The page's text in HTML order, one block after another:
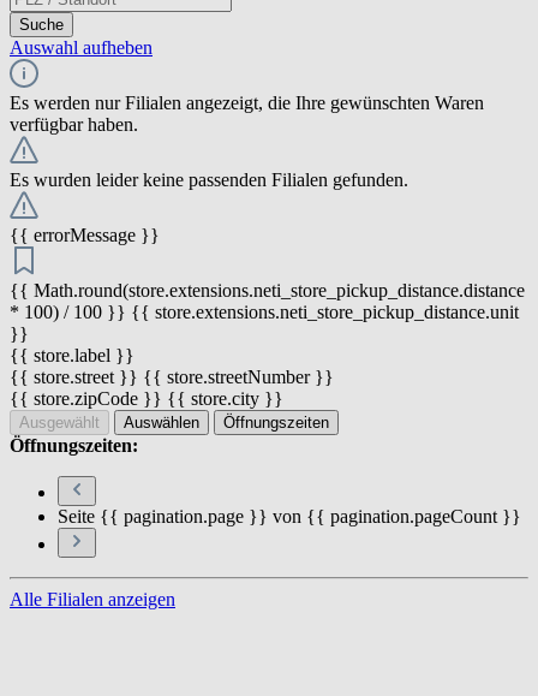
Suche
Auswahl aufheben
Es werden nur Filialen angezeigt, die Ihre gewünschten Waren
verfügbar haben.
Es wurden leider keine passenden Filialen gefunden.
{{ errorMessage }}
{{ Math.round(store.extensions.neti_store_pickup_distance.distance
* 100) / 100 }} {{ store.extensions.neti_store_pickup_distance.unit
}}
{{ store.label }}
{{ store.street }} {{ store.streetNumber }}
{{ store.zipCode }} {{ store.city }}
Ausgewählt Auswählen Öffnungszeiten
Öffnungszeiten:
Seite {{ pagination.page }} von {{ pagination.pageCount }}
Alle Filialen anzeigen